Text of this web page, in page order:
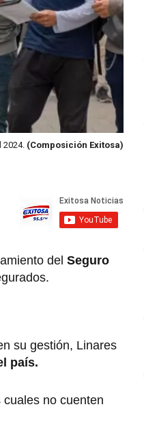
2024. (Composición Exitosa)
del Seguro
su gestión, Linares
país.
no cuenten